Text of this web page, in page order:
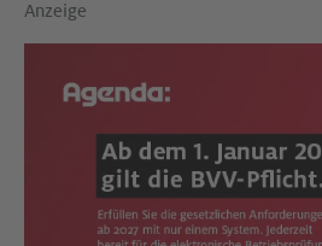
Anzeige